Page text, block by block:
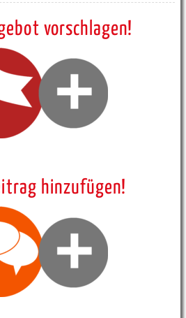
vorschlagen!
hinzufügen!